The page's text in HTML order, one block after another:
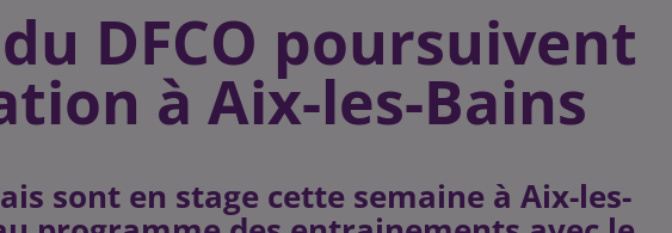
DFCO poursuivent
à Aix-les-Bains
sont en stage cette semaine à Aix-les-